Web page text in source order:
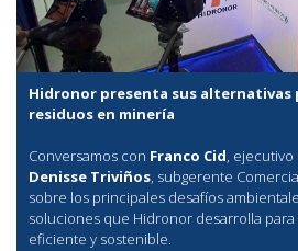
Hidronor presenta sus alternativas
residuos en minería
Conversamos con Franco Cid, ejecutivo
Denisse Triviños, subgerente
sobre los principales desafíos
soluciones que Hidronor desarrolla para
eficiente y sostenible.